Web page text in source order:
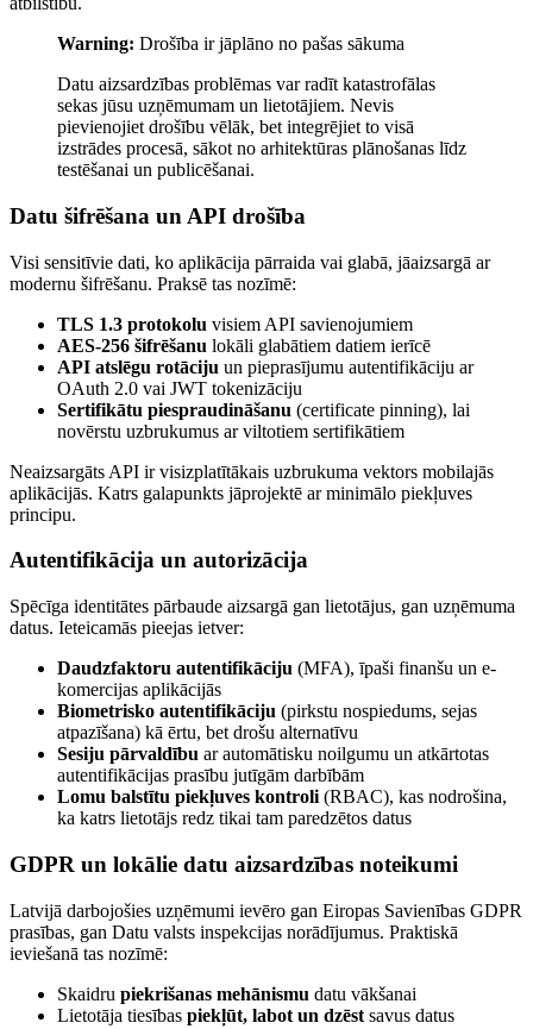
Warning: Drošība ir jāplāno no pašas sākuma
Datu aizsardzības problēmas var radīt katastrofālas
sekas jūsu uzņēmumam un lietotājiem. Nevis
pievienojiet drošību vēlāk, bet integrējiet to visā
izstrādes procesā, sākot no arhitektūras plānošanas līdz
testēšanai un publicēšanai.
Datu šifrēšana un API drošība
Visi sensitīvie dati, ko aplikācija pārraida vai glabā, jāaizsargā ar
modernu šifrēšanu. Praksē tas nozīmē:
TLS 1.3 protokolu visiem API savienojumiem
AES-256 šifrēšanu lokāli glabātiem datiem ierīcē
API atslēgu rotāciju un pieprasījumu autentifikāciju ar
OAuth 2.0 vai JWT tokenizāciju
Sertifikātu piespraudināšanu (certificate pinning), lai
novērstu uzbrukumus ar viltotiem sertifikātiem
Neaizsargāts API ir visizplatītākais uzbrukuma vektors mobilajās
aplikācijās. Katrs galapunkts jāprojektē ar minimālo piekļuves
principu.
Autentifikācija un autorizācija
Spēcīga identitātes pārbaude aizsargā gan lietotājus, gan uzņēmuma
datus. Ieteicamās pieejas ietver:
Daudzfaktoru autentifikāciju (MFA), īpaši finanšu un e-
komercijas aplikācijās
Biometrisko autentifikāciju (pirkstu nospiedums, sejas
atpazīšana) kā ērtu, bet drošu alternatīvu
Sesiju pārvaldību ar automātisku noilgumu un atkārtotas
autentifikācijas prasību jutīgām darbībām
Lomu balstītu piekļuves kontroli (RBAC), kas nodrošina,
ka katrs lietotājs redz tikai tam paredzētos datus
GDPR un lokālie datu aizsardzības noteikumi
Latvijā darbojošies uzņēmumi ievēro gan Eiropas Savienības GDPR
prasības, gan Datu valsts inspekcijas norādījumus. Praktiskā
ieviešanā tas nozīmē:
Skaidru piekrišanas mehānismu datu vākšanai
Lietotāja tiesības piekļūt, labot un dzēst savus datus